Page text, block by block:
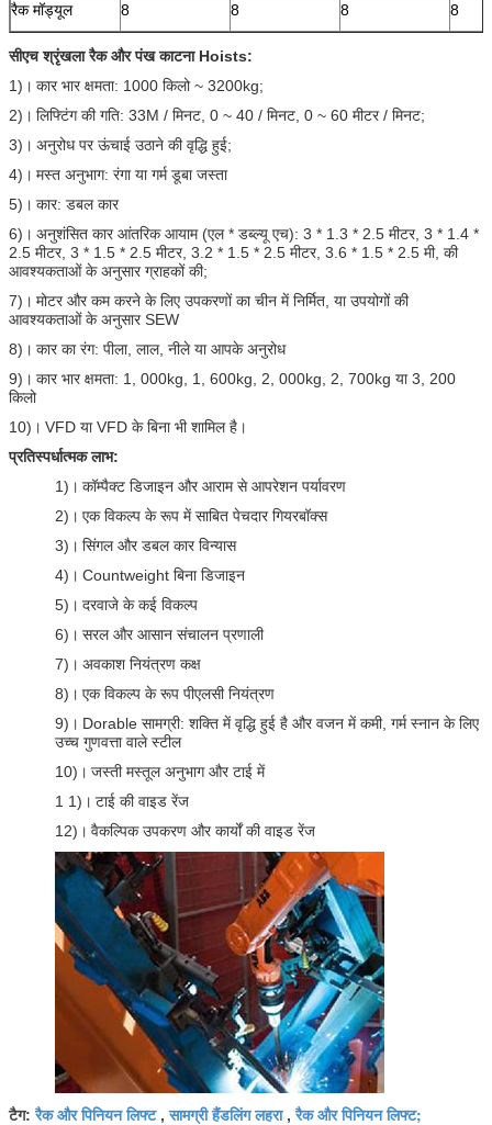
रैक मॉड्यूल 8 8 8 8
सीएच श्रृंखला रैक और पंख काटना Hoists:
1)। कार भार क्षमता: 1000 किलो ~ 3200kg;
2)। लिफ्टिंग की गति: 33M / मिनट, 0 ~ 40 / मिनट, 0 ~ 60 मीटर / मिनट;
3)। अनुरोध पर ऊंचाई उठाने की वृद्धि हुई;
4)। मस्त अनुभाग: रंगा या गर्म डूबा जस्ता
5)। कार: डबल कार
6)। अनुशंसित कार आंतरिक आयाम (एल * डब्ल्यू एच): 3 * 1.3 * 2.5 मीटर, 3 * 1.4 *
2.5 मीटर, 3 * 1.5 * 2.5 मीटर, 3.2 * 1.5 * 2.5 मीटर, 3.6 * 1.5 * 2.5 मी, की
आवश्यकताओं के अनुसार ग्राहकों की;
7)। मोटर और कम करने के लिए उपकरणों का चीन में निर्मित, या उपयोगों की
आवश्यकताओं के अनुसार SEW
8)। कार का रंग: पीला, लाल, नीले या आपके अनुरोध
9)। कार भार क्षमता: 1, 000kg, 1, 600kg, 2, 000kg, 2, 700kg या 3, 200
किलो
10)। VFD या VFD के बिना भी शामिल है।
प्रतिस्पर्धात्मक लाभ:
1)। कॉम्पैक्ट डिजाइन और आराम से आपरेशन पर्यावरण
2)। एक विकल्प के रूप में साबित पेचदार गियरबॉक्स
3)। सिंगल और डबल कार विन्यास
4)। Countweight बिना डिजाइन
5)। दरवाजे के कई विकल्प
6)। सरल और आसान संचालन प्रणाली
7)। अवकाश नियंत्रण कक्ष
8)। एक विकल्प के रूप पीएलसी नियंत्रण
9)। Dorable सामग्री: शक्ति में वृद्धि हुई है और वजन में कमी, गर्म स्नान के लिए
उच्च गुणवत्ता वाले स्टील
10)। जस्ती मस्तूल अनुभाग और टाई में
1 1)। टाई की वाइड रेंज
12)। वैकल्पिक उपकरण और कार्यों की वाइड रेंज
टैग:रैक और पिनियन लिफ्ट,सामग्री हैंडलिंग लहरा,रैक और पिनियन लिफ्ट;